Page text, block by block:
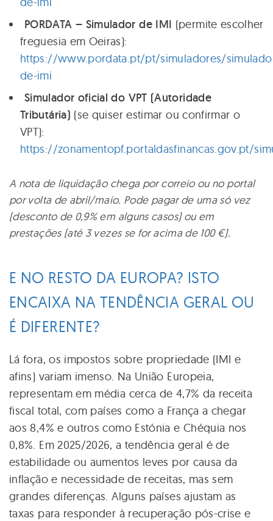
PORDATA – Simulador de IMI (permite escolher
freguesia em Oeiras):
https://www.pordata.pt/pt/simuladores/
de-imi
Simulador oficial do VPT (Autoridade
Tributária) (se quiser estimar ou confirmar o
VPT):
https://zonamentopf.portaldasfinancas.gov.pt/
A nota de liquidação chega por correio ou no portal
por volta de abril/maio. Pode pagar de uma só vez
(desconto de 0,9% em alguns casos) ou em
prestações (até 3 vezes se for acima de 100 €).
E NO RESTO DA EUROPA? ISTO
ENCAIXA NA TENDÊNCIA GERAL OU
É DIFERENTE?
Lá fora, os impostos sobre propriedade (IMI e
afins) variam imenso. Na União Europeia,
representam em média cerca de 4,7% da receita
fiscal total, com países como a França a chegar
aos 8,4% e outros como Estónia e Chéquia nos
0,8%. Em 2025/2026, a tendência geral é de
estabilidade ou aumentos leves por causa da
inflação e necessidade de receitas, mas sem
grandes diferenças. Alguns países ajustam as
taxas para responder à recuperação pós-crise e